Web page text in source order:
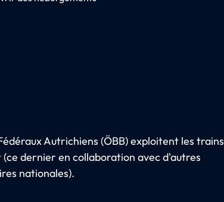
Autrichiens (ÖBB) exploitent les trains
dernier en collaboration avec d'autres
nationales).